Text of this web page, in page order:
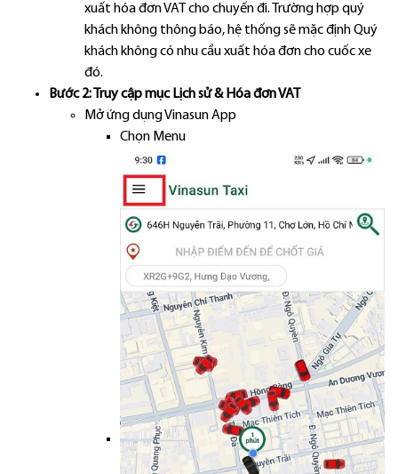
xuất hóa đơn VAT cho chuyến đi. Trường hợp quý
khách không thông báo, hệ thống sẽ mặc định Quý
khách không có nhu cầu xuất hóa đơn cho cuốc xe
đó.
Bước 2: Truy cập mục Lịch sử & Hóa đơn VAT
Mở ứng dụng Vinasun App
Chọn Menu